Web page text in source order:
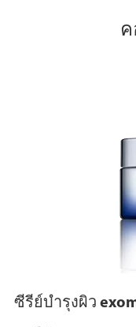
ซีรีย์บำรุงผิว